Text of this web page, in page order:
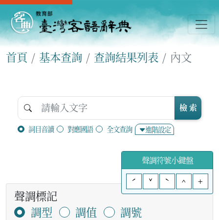
首頁 基本查詢 查詢結果列表 內文
詞目音讀 對應國語 全文查詢 進階設定
檢 索
聲調符號小鍵盤
ˊ
ˇ ˋ ^ +
聲調標記
調型
調值
調號